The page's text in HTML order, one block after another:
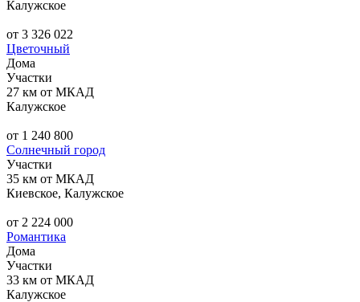
Калужское
от 3 326 022
Цветочный
Дома
Участки
27 км от МКАД
Калужское
от 1 240 800
Солнечный город
Участки
35 км от МКАД
Киевское, Калужское
от 2 224 000
Романтика
Дома
Участки
33 км от МКАД
Калужское